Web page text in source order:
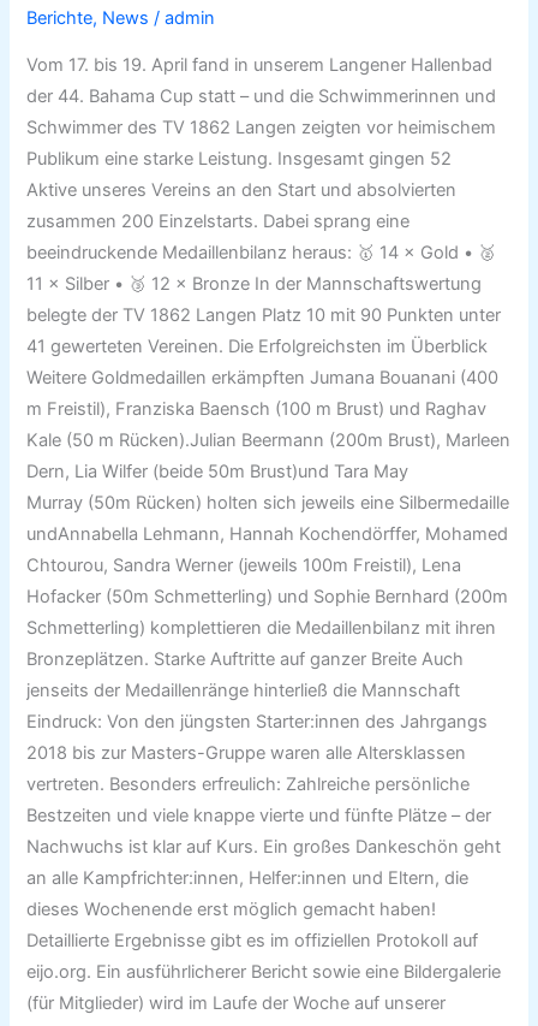
Berichte, News /admin
Vom 17. bis 19. April fand in unserem Langener Hallenbad
der 44. Bahama Cup statt – und die Schwimmerinnen und
Schwimmer des TV 1862 Langen zeigten vor heimischem
Publikum eine starke Leistung. Insgesamt gingen 52
Aktive unseres Vereins an den Start und absolvierten
zusammen 200 Einzelstarts. Dabei sprang eine
beeindruckende Medaillenbilanz heraus: 🥇 14 × Gold • 🥈
11 × Silber • 🥉 12 × Bronze In der Mannschaftswertung
belegte der TV 1862 Langen Platz 10 mit 90 Punkten unter
41 gewerteten Vereinen. Die Erfolgreichsten im Überblick
Weitere Goldmedaillen erkämpften Jumana Bouanani (400
m Freistil), Franziska Baensch (100 m Brust) und Raghav
Kale (50 m Rücken).Julian Beermann (200m Brust), Marleen
Dern, Lia Wilfer (beide 50m Brust)und Tara May
Murray (50m Rücken) holten sich jeweils eine Silbermedaille
undAnnabella Lehmann, Hannah Kochendörffer, Mohamed
Chtourou, Sandra Werner (jeweils 100m Freistil), Lena
Hofacker (50m Schmetterling) und Sophie Bernhard (200m
Schmetterling) komplettieren die Medaillenbilanz mit ihren
Bronzeplätzen. Starke Auftritte auf ganzer Breite Auch
jenseits der Medaillenränge hinterließ die Mannschaft
Eindruck: Von den jüngsten Starter:innen des Jahrgangs
2018 bis zur Masters-Gruppe waren alle Altersklassen
vertreten. Besonders erfreulich: Zahlreiche persönliche
Bestzeiten und viele knappe vierte und fünfte Plätze – der
Nachwuchs ist klar auf Kurs. Ein großes Dankeschön geht
an alle Kampfrichter:innen, Helfer:innen und Eltern, die
dieses Wochenende erst möglich gemacht haben!
Detaillierte Ergebnisse gibt es im offiziellen Protokoll auf
eijo.org. Ein ausführlicherer Bericht sowie eine Bildergalerie
(für Mitglieder) wird im Laufe der Woche auf unserer
Bahama